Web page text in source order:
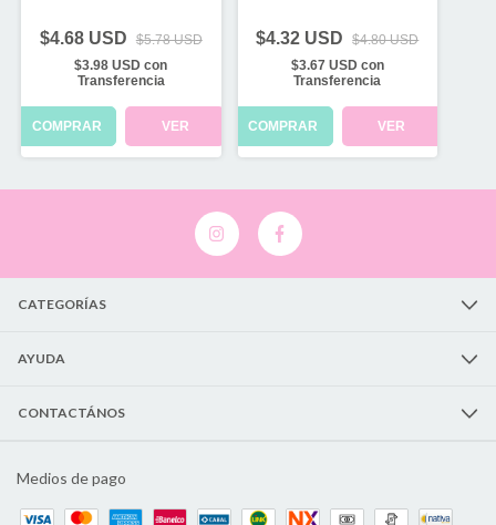
$4.68 USD
$5.78 USD
$3.98 USDcon
Transferencia
COMPRAR VER
$4.32 USD
$4.80 USD
$3.67 USD con
Transferencia
COMPRAR VER
CATEGORÍAS
AYUDA
CONTACTÁNOS
Medios de pago